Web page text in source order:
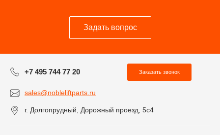
Задать вопрос
+7 495 744 77 20 Заказать звонок
sales@nobleliftparts.ru
г. Долгопрудный, Дорожный проезд, 5с4